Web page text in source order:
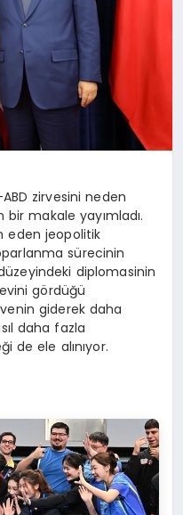
zirvesini neden
makale yayımladı.
eden jeopolitik
sürecinin
diplomasinin
gördüğü
giderek daha
daha fazla
de ele alınıyor.